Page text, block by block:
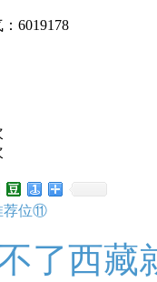
6019178
荐位⑪
了西藏